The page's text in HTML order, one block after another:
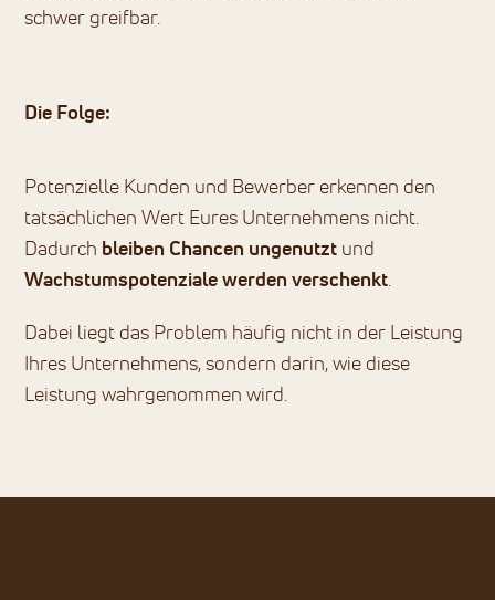
schwer greifbar.
Die Folge:
Potenzielle Kunden und Bewerber erkennen den
tatsächlichen Wert Eures Unternehmens nicht.
Dadurch bleiben Chancen ungenutzt und
Wachstumspotenziale werden verschenkt.
Dabei liegt das Problem häufig nicht in der Leistung
Ihres Unternehmens, sondern darin, wie diese
Leistung wahrgenommen wird.